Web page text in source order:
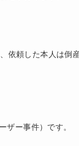
依頼した本人は倒
ザー事件）です。